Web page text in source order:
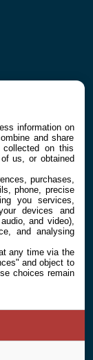
information on
and share
on this
us, or obtained
purchases,
phone, precise
you services,
devices and
and video),
and analysing
any time via the
and object to
choices remain